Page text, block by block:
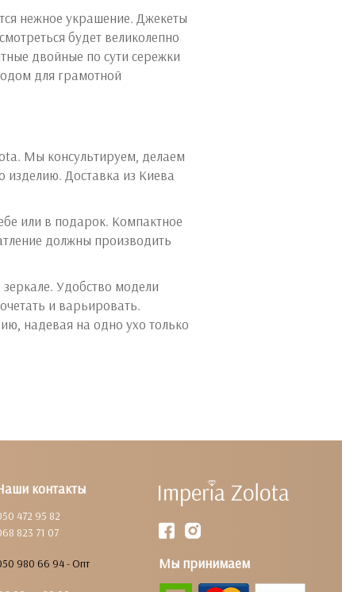
нежное украшение. Джекеты
будет великолепно
двойные по сути сережки
для грамотной
Мы консультируем, делаем
Доставка из Киева
или в подарок. Компактное
должны производить
Удобство модели
и варьировать.
надевая на одно ухо только
контакты
472 95 82
823 71 07
980 66 94 - Опт Мы принимаем